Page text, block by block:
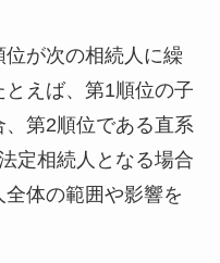
が次の相続人に繰
えば、第1順位の子
第2順位である直系
定相続人となる場合
体の範囲や影響を